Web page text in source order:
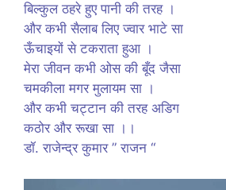
बिल्कुल ठहरे हुए पानी की तरह ।
और कभी सैलाब लिए ज्वार भाटे सा
ऊँचाइयों से टकराता हुआ ।
मेरा जीवन कभी ओस की बूँद जैसा
चमकीला मगर मुलायम सा ।
और कभी चट्टान की तरह अडिग
कठोर और रूखा सा ।।
डॉ. राजेन्द्र कुमार ” राजन “